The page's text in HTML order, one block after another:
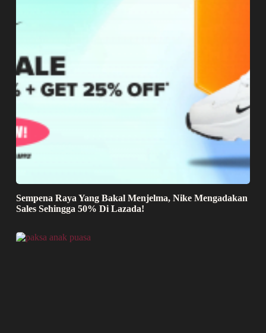
Sempena Raya Yang Bakal Menjelma, Nike Mengadakan
Sales Sehingga 50% Di Lazada!